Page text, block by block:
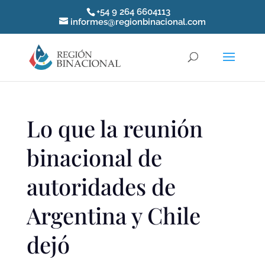
+54 9 264 6604113
informes@regionbinacional.com
Lo que la reunión
binacional de
autoridades de
Argentina y Chile
dejó